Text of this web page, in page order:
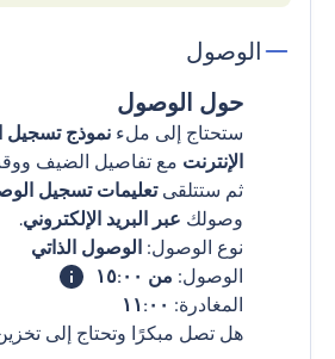
الوصول
حول الوصول
ستحتاج إلى ملء نموذج تسجيل
الإنترنت مع تفاصيل الضيف
ثم ستتلقىتعليمات تسجيل
وصولك عبر البريد الإلكتروني.
نوع الوصول: الوصول الذاتي
الوصول: من ١٥:٠٠
المغادرة: ١١:٠٠
هل تصل مبكرًا وتحتاج إلى